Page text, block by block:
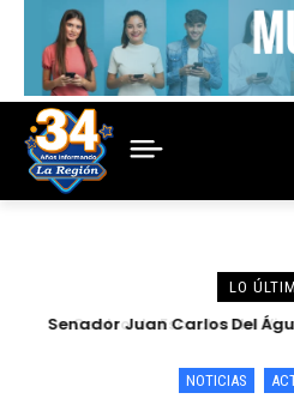
LO
Senador Juan Carlos Del
Centro de Escucha del
NOTICIAS